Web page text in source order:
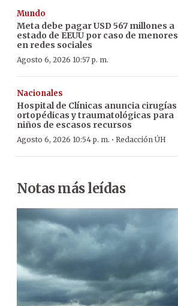
Mundo
Meta debe pagar USD 567 millones a
estado de EEUU por caso de menores
en redes sociales
Agosto 6, 2026 10:57 p. m.
Nacionales
Hospital de Clínicas anuncia cirugías
ortopédicas y traumatológicas para
niños de escasos recursos
Agosto 6, 2026 10:54 p. m. · Redacción ÚH
Notas más leídas